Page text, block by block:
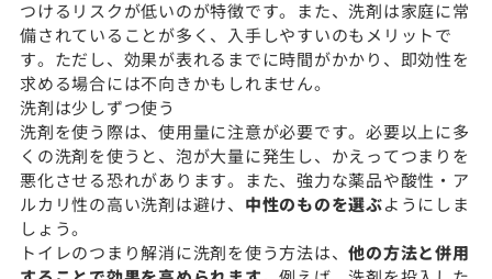
つけるリスクが低いのが特徴です。また、洗剤は家庭に常
備されていることが多く、入手しやすいのもメリットで
す。ただし、効果が表れるまでに時間がかかり、即効性を
求める場合には不向きかもしれません。
洗剤は少しずつ使う
洗剤を使う際は、使用量に注意が必要です。必要以上に多
くの洗剤を使うと、泡が大量に発生し、かえってつまりを
悪化させる恐れがあります。また、強力な薬品や酸性・ア
ルカリ性の高い洗剤は避け、 中性のものを選ぶようにしま
しょう。
トイレのつまり解消に洗剤を使う方法は、他の方法と併用